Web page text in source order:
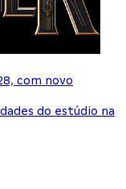
com novo
do estúdio na